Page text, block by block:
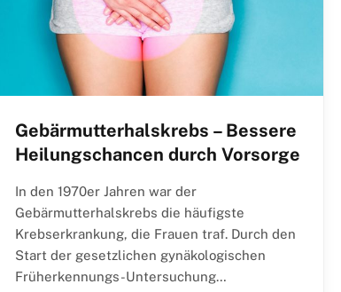
Gebärmutterhalskrebs – Bessere
Heilungschancen durch Vorsorge
In den 1970er Jahren war der
Gebärmutterhalskrebs die häufigste
Krebserkrankung, die Frauen traf. Durch den
Start der gesetzlichen gynäkologischen
Früherkennungs-Untersuchung…